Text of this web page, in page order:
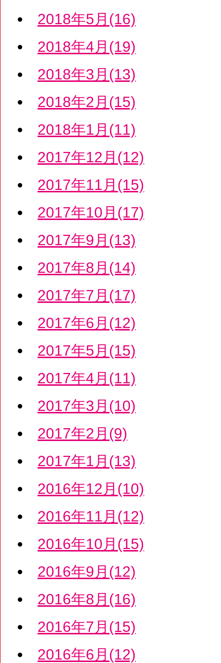
2018年5月(16)
2018年4月(19)
2018年3月(13)
2018年2月(15)
2018年1月(11)
2017年12月(12)
2017年11月(15)
2017年10月(17)
2017年9月(13)
2017年8月(14)
2017年7月(17)
2017年6月(12)
2017年5月(15)
2017年4月(11)
2017年3月(10)
2017年2月(9)
2017年1月(13)
2016年12月(10)
2016年11月(12)
2016年10月(15)
2016年9月(12)
2016年8月(16)
2016年7月(15)
2016年6月(12)